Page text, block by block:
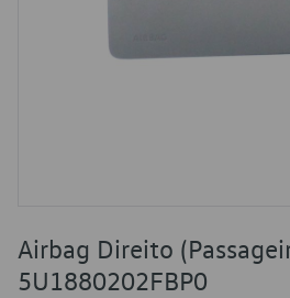
Airbag Direito
5U1880202FBP0